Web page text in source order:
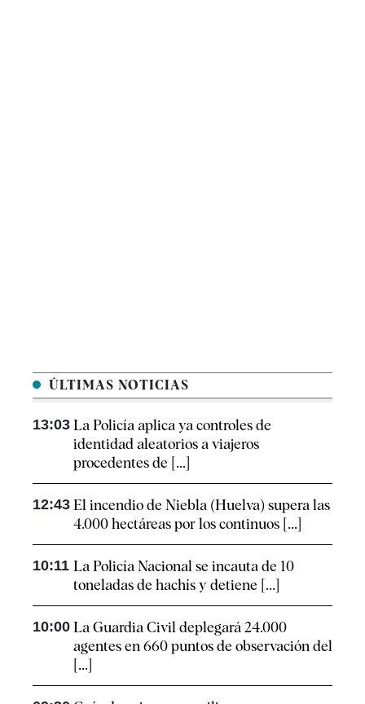
ÚLTIMAS NOTICIAS
13:03 La Policía aplica ya controles de
identidad aleatorios a viajeros
procedentes de [...]
12:43 El incendio de Niebla (Huelva) supera las
4.000 hectáreas por los continuos [...]
10:11 La Policía Nacional se incauta de 10
toneladas de hachís y detiene [...]
10:00 La Guardia Civil deplegará 24.000
agentes en 660 puntos de observación del
[...]